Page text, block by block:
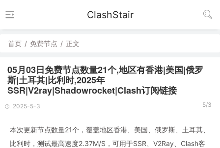
ClashStair
首页 / 免费节点 / 正文
05月03日免费节点数量21个,地区有香港|美国|俄罗
斯|土耳其|比利时,2025年
SSR|V2ray|Shadowrocket|Clash订阅链接
2025-5-3 5/3
本次更新节点数量21个，覆盖地区香港、美国、俄罗斯、土耳其、
比利时，测试最高速度2.37M/S，可用于SSR、V2Ray、Clash客